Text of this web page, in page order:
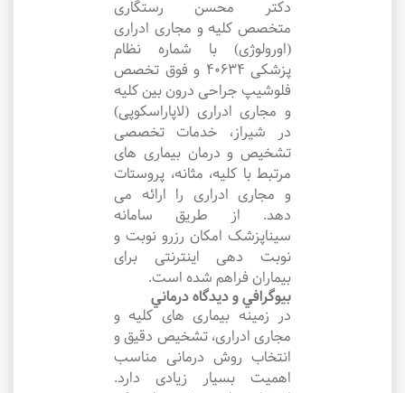
دکتر محسن رستگاری
متخصص کلیه و مجاری ادراری
(اورولوژی) با شماره نظام
پزشکی 40634 و فوق تخصص
فلوشیپ جراحی درون بین کلیه
و مجاری ادراری (لاپاراسکوپی)
در شیراز، خدمات تخصصی
تشخیص و درمان بیماری های
مرتبط با کلیه، مثانه، پروستات
و مجاری ادراری را ارائه می
دهد. از طریق سامانه
سیناپزشک امکان رزرو نوبت و
نوبت دهی اینترنتی برای
بیماران فراهم شده است.
بيوگرافي و ديدگاه درماني
در زمینه بیماری های کلیه و
مجاری ادراری، تشخیص دقیق و
انتخاب روش درمانی مناسب
اهمیت بسیار زیادی دارد.